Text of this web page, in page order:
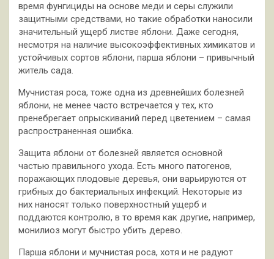
время фунгициды на основе меди и серы служили
защитными средствами, но такие обработки наносили
значительный ущерб листве яблони. Даже сегодня,
несмотря на наличие высокоэффективных химикатов и
устойчивых сортов яблони, парша яблони – привычный
житель сада.
Мучнистая роса, тоже одна из древнейших болезней
яблони, не менее часто встречается у тех, кто
пренебрегает опрыскиваний перед цветением – самая
распространенная ошибка.
Защита яблони от болезней является основной
частью правильного ухода. Есть много патогенов,
поражающих плодовые деревья, они варьируются от
грибных до бактериальных инфекций. Некоторые из
них наносят только поверхностный ущерб и
поддаются контролю, в то время как другие, например,
монилиоз могут быстро убить дерево.
Парша яблони и мучнистая роса, хотя и не радуют